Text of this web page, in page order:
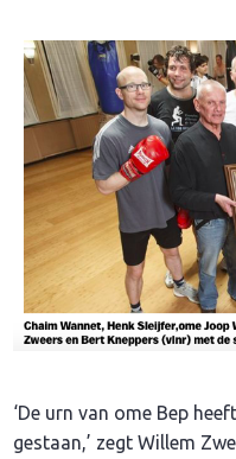
‘De urn van ome Bep
gestaan,’ zegt Willem